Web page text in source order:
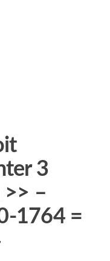
3
>> –
1764 =